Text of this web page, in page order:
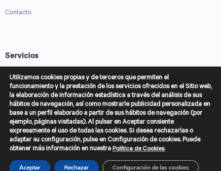
Contacto
Servicios
Genética Predictiva
Genética Diagnóstica
Farmacogenética
Epigenética
Utilizamos cookies propias y de terceros que permiten el
funcionamiento y la prestación de los servicios ofrecidos en el Sitio web,
la elaboración de información estadística a través del análisis de sus
hábitos de navegación, así como mostrarle publicidad personalizada en
base a un perfil elaborado a partir de sus hábitos de navegación (por
ejemplo, páginas visitadas). Al pulsar en Aceptar consiente
expresamente el uso de todas las cookies. Si desea rechazarlas o
adaptar su configuración, pulse en Configuración de cookies. Puede
obtener más información en nuestra Política de Cookies.
Aceptar Rechazar Configuración de las cookies